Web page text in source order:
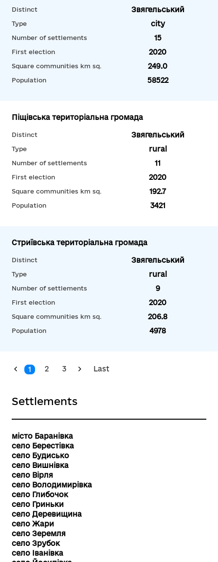
Distinct Звягельський
Type city
Number of settlements 15
First election 2020
Square communities km sq. 249.0
Population 58522
Піщівська територіальна громада
Distinct Звягельський
Type rural
Number of settlements 11
First election 2020
Square communities km sq. 192.7
Population 3421
Стриївська територіальна громада
Distinct Звягельський
Type rural
Number of settlements 9
First election 2020
Square communities km sq. 206.8
Population 4978
1 2 3 Last
Settlements
місто Баранівка
село Берестівка
село Будисько
село Вишнівка
село Вірля
село Володимирівка
село Глибочок
село Гриньки
село Деревищина
село Жари
село Зеремля
село Зрубок
село Іванівка